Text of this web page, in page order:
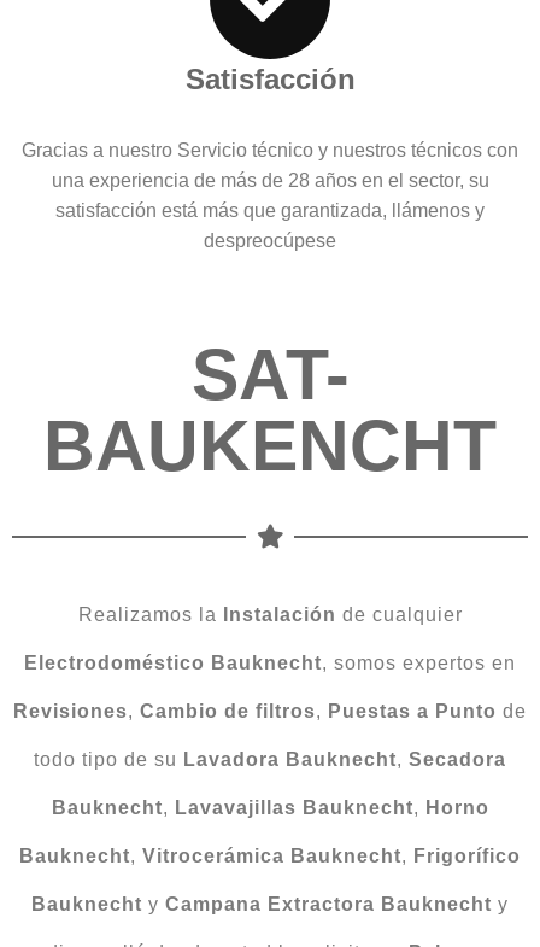
Satisfacción
Gracias a nuestro Servicio técnico y nuestros técnicos con
una experiencia de más de 28 años en el sector, su
satisfacción está más que garantizada, llámenos y
despreocúpese
SAT-
BAUKENCHT
Realizamos la Instalación de cualquier
Electrodoméstico Bauknecht, somos expertos en
Revisiones, Cambio de filtros, Puestas a Punto de
todo tipo de su Lavadora Bauknecht, Secadora
Bauknecht, Lavavajillas Bauknecht, Horno
Bauknecht, Vitrocerámica Bauknecht, Frigorífico
Bauknecht y Campana Extractora Bauknecht y